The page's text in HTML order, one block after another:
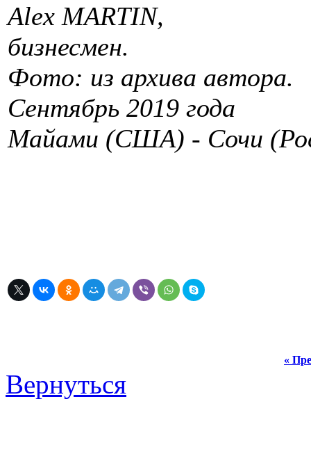
Alex MARTIN,
бизнесмен.
Фото: из архива автора.
Сентябрь 2019 года
Майами (США) - Сочи
«
Вернуться